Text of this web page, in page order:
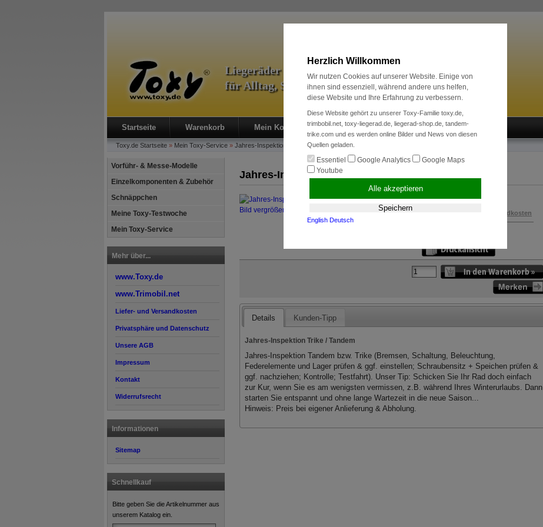
Liegeräder & Zubehör
für Alltag, Sport und Radreise
Startseite Warenkorb Mein Konto Neukunde? Kasse Anmelden
Toxy.de Startseite » Mein Toxy-Service » Jahres-Inspektion Trike / Tandem
Vorführ- & Messe-Modelle
Einzelkomponenten & Zubehör
Schnäppchen
Meine Toxy-Testwoche
Mein Toxy-Service
Mehr über...
www.Toxy.de
www.Trimobil.net
Liefer- und Versandkosten
Privatsphäre und Datenschutz
Unsere AGB
Impressum
Kontakt
Widerrufsrecht
Informationen
Sitemap
Schnellkauf
Bitte geben Sie die Artikelnummer aus
unserem Katalog ein.
Jahres-Inspektion Trike / Tandem
Bild vergrößern Versandkosten
Details Kunden-Tipp
Jahres-Inspektion Trike / Tandem
Jahres-Inspektion Tandem bzw. Trike (Bremsen, Schaltung, Beleuchtung,
Federelemente und Lager prüfen & ggf. einstellen; Schraubensitz + Speichen prüfen &
ggf. nachziehen; Kontrolle; Testfahrt). Unser Tip: Schicken Sie Ihr Rad doch einfach
zur Kur, wenn Sie es am wenigsten vermissen, z.B. während Ihres Winterurlaubs. Dann
starten Sie entspannt und ohne lange Wartezeit in die neue Saison...
Hinweis: Preis bei eigener Anlieferung & Abholung.
Herzlich Willkommen
Wir nutzen Cookies auf unserer Website. Einige von
ihnen sind essenziell, während andere uns helfen,
diese Website und Ihre Erfahrung zu verbessern.
Diese Website gehört zu unserer Toxy-Familie toxy.de,
trimbobil.net, toxy-liegerad.de, liegerad-shop.de, tandem-
trike.com und es werden online Bilder und News von diesen
Quellen geladen.
Essentiel Google Analytics
Google Maps
Youtube
Alle akzeptieren
Speichern
English Deutsch